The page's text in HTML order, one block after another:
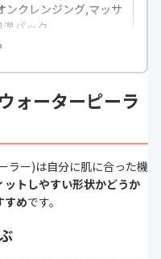
ンクレンジング,マッサ
パック
ォーターピーラ
ラー)は自分に肌に合った機
ットしやすい形状かどうか
すめです。